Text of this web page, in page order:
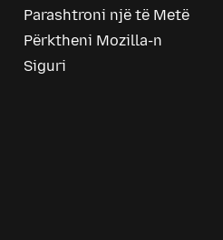
Parashtroni një të Metë
Përktheni Mozilla-n
Siguri